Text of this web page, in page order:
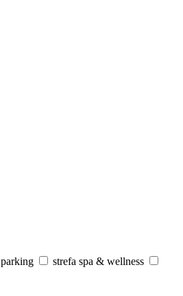
parking
strefa spa & wellness